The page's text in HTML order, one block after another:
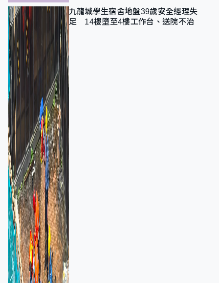
九龍城學生宿舍地盤39歲安全經理失
足 14樓墮至4樓工作台、送院不治